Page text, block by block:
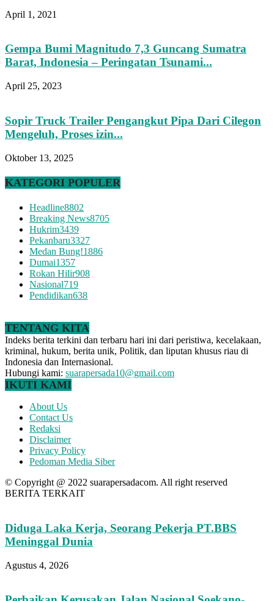
April 1, 2021
Gempa Bumi Magnitudo 7,3 Guncang Sumatra
Barat, Indonesia – Peringatan Tsunami...
April 25, 2023
Sopir Truck Trailer Pengangkut Pipa Dari Cilegon
Mengeluh, Proses izin...
Oktober 13, 2025
KATEGORI POPULER
Headline8802
Breaking News8705
Hukrim3439
Pekanbaru3327
Medan Bung!1886
Dumai1357
Rokan Hilir908
Nasional719
Pendidikan638
TENTANG KITA
Indeks berita terkini dan terbaru hari ini dari peristiwa, kecelakaan,
kriminal, hukum, berita unik, Politik, dan liputan khusus riau di
Indonesia dan Internasional.
Hubungi kami: suarapersada10@gmail.com
IKUTI KAMI
About Us
Contact Us
Redaksi
Disclaimer
Privacy Policy
Pedoman Media Siber
© Copyright @ 2022 suarapersadacom. All right reserved
BERITA TERKAIT
Diduga Laka Kerja, Seorang Pekerja PT.BBS
Meninggal Dunia
Agustus 4, 2026